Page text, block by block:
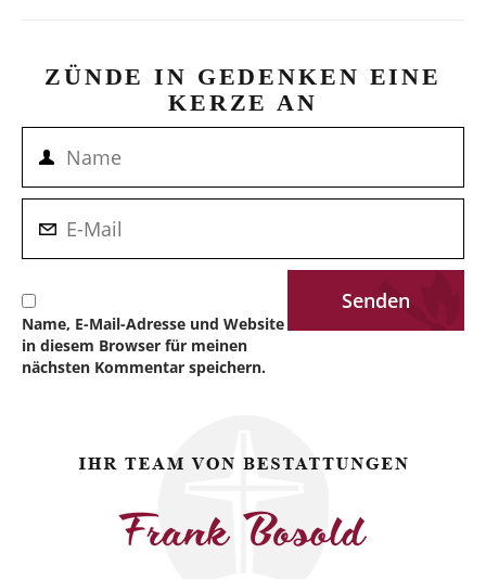
ZÜNDE IN GEDENKEN EINE
KERZE AN
Name, E-Mail-Adresse und Website
in diesem Browser für meinen
nächsten Kommentar speichern.